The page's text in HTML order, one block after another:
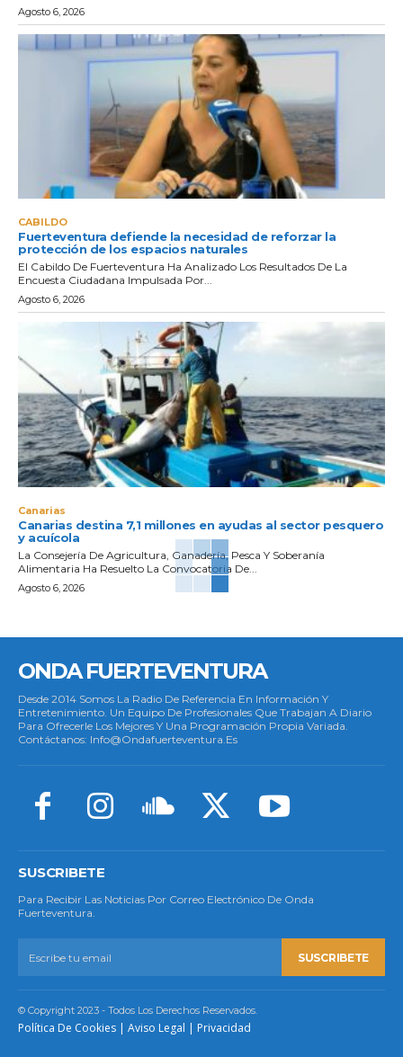
Agosto 6, 2026
CABILDO
Fuerteventura defiende la necesidad de reforzar la
protección de los espacios naturales
El Cabildo De Fuerteventura Ha Analizado Los Resultados De La
Encuesta Ciudadana Impulsada Por...
Agosto 6, 2026
Canarias
Canarias destina 7,1 millones en ayudas al sector pesquero
y acuícola
La Consejería De Agricultura, Ganadería, Pesca Y Soberanía
Alimentaria Ha Resuelto La Convocatoria De...
Agosto 6, 2026
ONDA FUERTEVENTURA
Desde 2014 Somos La Radio De Referencia En Información Y
Entretenimiento. Un Equipo De Profesionales Que Trabajan A Diario
Para Ofrecerle Los Mejores Y Una Programación Propia Variada.
Contáctanos: Info@ondafuerteventura.es
SUSCRIBETE
Para Recibir Las Noticias Por Correo Electrónico De Onda
Fuerteventura.
SUSCRIBETE
© Copyright 2023 - Todos Los Derechos Reservados.
Política De Cookies | Aviso Legal | Privacidad